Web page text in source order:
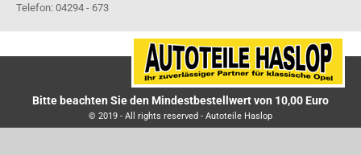
Telefon: 04294 - 673
Bitte beachten Sie den Mindestbestellwert von 10,00 Euro
© 2019 - All rights reserved - Autoteile Haslop